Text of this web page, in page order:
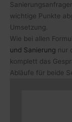
wichtige Punkte
Umsetzung.
Wie bei allen
und Sanierung nur
komplett das
Abläufe für beide